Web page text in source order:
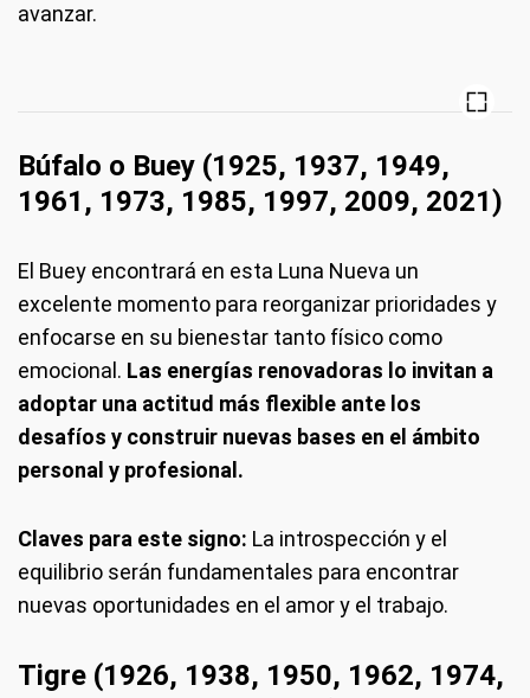
avanzar.
Búfalo o Buey (1925, 1937, 1949,
1961, 1973, 1985, 1997, 2009, 2021)
El Buey encontrará en esta Luna Nueva un
excelente momento para reorganizar prioridades y
enfocarse en su bienestar tanto físico como
emocional. Las energías renovadoras lo invitan a
adoptar una actitud más flexible ante los
desafíos y construir nuevas bases en el ámbito
personal y profesional.
Claves para este signo: La introspección y el
equilibrio serán fundamentales para encontrar
nuevas oportunidades en el amor y el trabajo.
Tigre (1926, 1938, 1950, 1962, 1974,